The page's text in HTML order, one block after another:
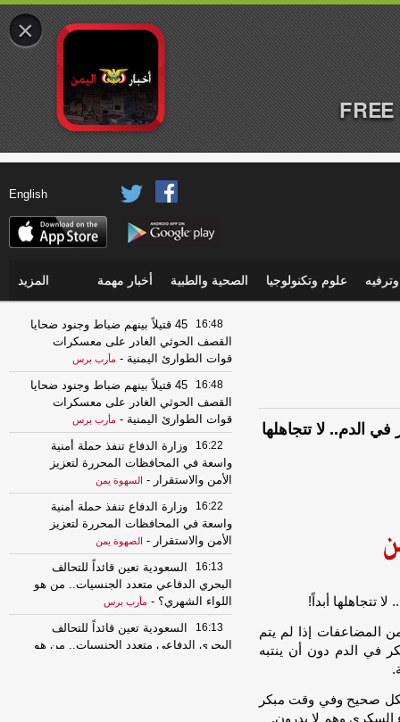
English
علوم وتكنولوجيا الصحية والطبية أخبار مهمة المزيد
الدم.. لا تتجاهلها
المضاعفات إذا لم يتم
في الدم دون أن ينتبه
صحيح وفي وقت مبكر
وهم لا يدرون.
16:48
45 قتيلاً بينهم ضباط وجنود ضحايا
القصف الحوثي الغادر على معسكرات
قوات الطوارئ اليمنية - مأرب برس
16:48
45 قتيلاً بينهم ضباط وجنود ضحايا
القصف الحوثي الغادر على معسكرات
قوات الطوارئ اليمنية - مأرب برس
16:22
وزارة الدفاع تنفذ حملة أمنية
واسعة في المحافظات المحررة لتعزيز
الأمن والاستقرار - السهوة يمن
16:22
وزارة الدفاع تنفذ حملة أمنية
واسعة في المحافظات المحررة لتعزيز
الأمن والاستقرار - الصهوة يمن
16:13
السعودية تعين قائداً للتحالف
البحري الدفاعي متعدد الجنسيات.. من هو
اللواء الشهري؟ - مأرب برس
16:13
السعودية تعين قائداً للتحالف
البحري الدفاعي متعدد الجنسيات.. من هو
×